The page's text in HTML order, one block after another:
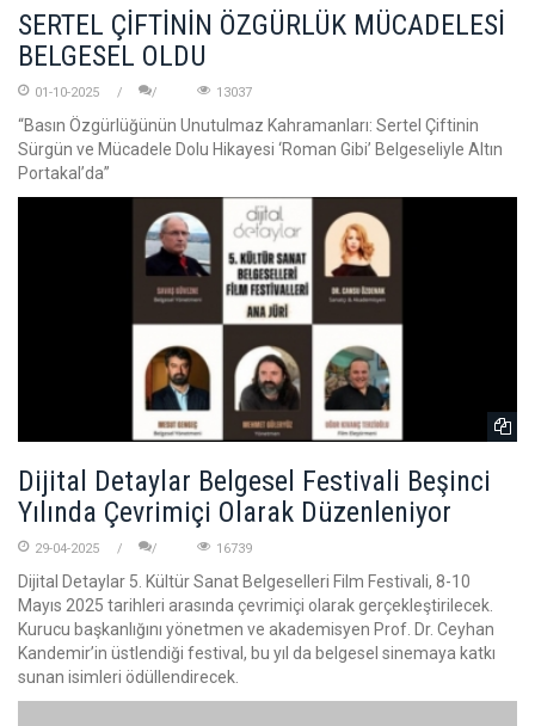
SERTEL ÇİFTİNİN ÖZGÜRLÜK MÜCADELESİ
BELGESEL OLDU
01-10-2025 13037
“Basın Özgürlüğünün Unutulmaz Kahramanları: Sertel Çiftinin
Sürgün ve Mücadele Dolu Hikayesi ‘Roman Gibi’ Belgeseliyle Altın
Portakal’da”
Dijital Detaylar Belgesel Festivali Beşinci
Yılında Çevrimiçi Olarak Düzenleniyor
29-04-2025 16739
Dijital Detaylar 5. Kültür Sanat Belgeselleri Film Festivali, 8-10
Mayıs 2025 tarihleri arasında çevrimiçi olarak gerçekleştirilecek.
Kurucu başkanlığını yönetmen ve akademisyen Prof. Dr. Ceyhan
Kandemir’in üstlendiği festival, bu yıl da belgesel sinemaya katkı
sunan isimleri ödüllendirecek.